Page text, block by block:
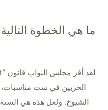
الحزبين في ست
الشيوخ. ولعل هذه هي السنة